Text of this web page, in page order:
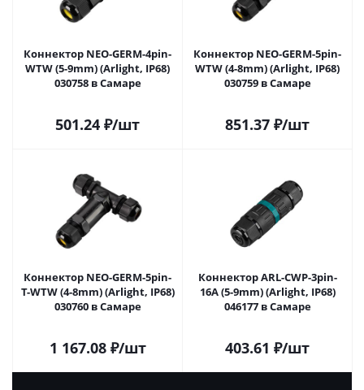
Коннектор NEO-GERM-4pin-
WTW (5-9mm) (Arlight, IP68)
030758 в Самаре
501.24 ₽/шт
Коннектор NEO-GERM-5pin-
WTW (4-8mm) (Arlight, IP68)
030759 в Самаре
851.37 ₽/шт
Коннектор NEO-GERM-5pin-
T-WTW (4-8mm) (Arlight, IP68)
030760 в Самаре
1 167.08₽/шт
Коннектор ARL-CWP-3pin-
16A (5-9mm) (Arlight, IP68)
046177 в Самаре
403.61 ₽/шт